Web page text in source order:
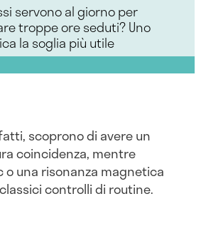
servono al giorno per
troppe ore seduti? Uno
la soglia più utile
scoprono di avere un
coincidenza, mentre
o una risonanza magnetica
controlli di routine.